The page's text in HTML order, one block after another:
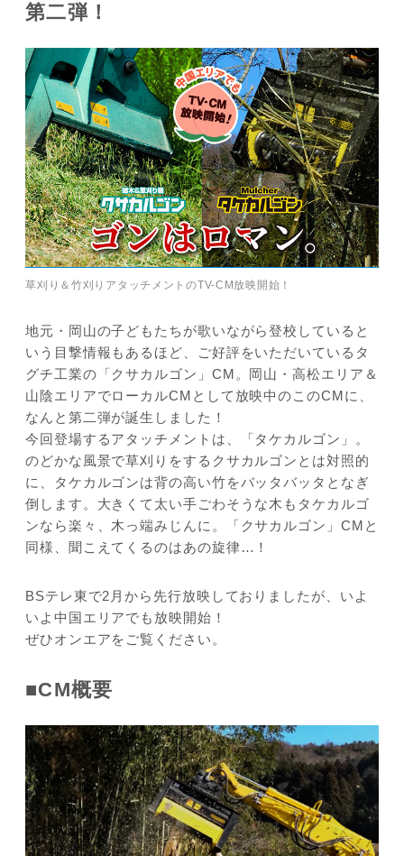
第二弾！
草刈り＆竹刈りアタッチメントのTV-CM放映開始！
地元・岡山の子どもたちが歌いながら登校していると
いう目撃情報もあるほど、ご好評をいただいているタ
グチ工業の「クサカルゴン」CM。岡山・高松エリア＆
山陰エリアでローカルCMとして放映中のこのCMに、
なんと第二弾が誕生しました！
今回登場するアタッチメントは、「タケカルゴン」。
のどかな風景で草刈りをするクサカルゴンとは対照的
に、タケカルゴンは背の高い竹をバッタバッタとなぎ
倒します。大きくて太い手ごわそうな木もタケカルゴ
ンなら楽々、木っ端みじんに。「クサカルゴン」CMと
同様、聞こえてくるのはあの旋律…！
BSテレ東で2月から先行放映しておりましたが、いよ
いよ中国エリアでも放映開始！
ぜひオンエアをご覧ください。
■CM概要